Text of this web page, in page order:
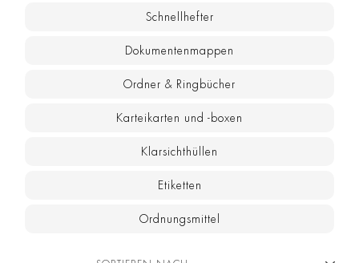
Schnellhefter
Dokumentenmappen
Ordner & Ringbücher
Karteikarten und -boxen
Klarsichthüllen
Etiketten
Ordnungsmittel